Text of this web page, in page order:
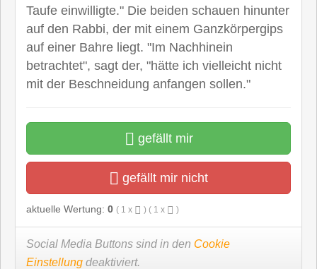
Taufe einwilligte." Die beiden schauen hinunter
auf den Rabbi, der mit einem Ganzkörpergips
auf einer Bahre liegt. "Im Nachhinein
betrachtet", sagt der, "hätte ich vielleicht nicht
mit der Beschneidung anfangen sollen."
gefällt mir
gefällt mir nicht
aktuelle Wertung: 0 ( 1 x ) ( 1 x )
Social Media Buttons sind in den Cookie
Einstellung deaktiviert.